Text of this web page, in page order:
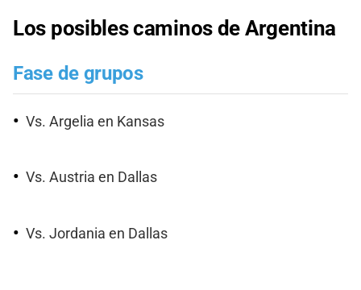
Los posibles caminos de Argentina
Fase de grupos
Vs. Argelia en Kansas
Vs. Austria en Dallas
Vs. Jordania en Dallas